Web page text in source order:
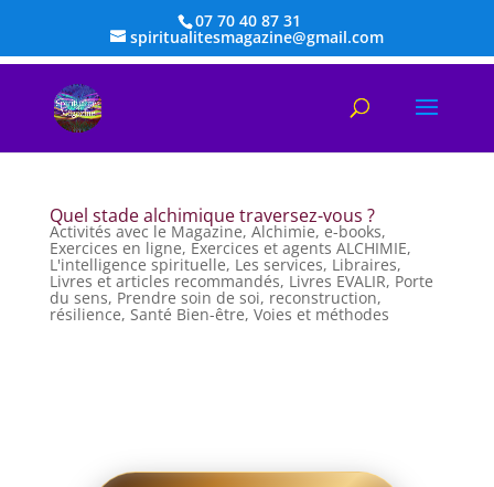
07 70 40 87 31
spiritualitesmagazine@gmail.com
Quel stade alchimique traversez-vous ?
Activités avec le Magazine, Alchimie, e-books,
Exercices en ligne, Exercices et agents ALCHIMIE,
L'intelligence spirituelle, Les services, Libraires,
Livres et articles recommandés, Livres EVALIR, Porte
du sens, Prendre soin de soi, reconstruction,
résilience, Santé Bien-être, Voies et méthodes